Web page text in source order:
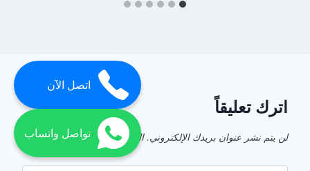
اترك تعليقاً
لن يتم نشر عنوان بريدك الإلكتروني. الحقول الإلزامية مشار إليها بـ*
اتصل الآن
تواصل واتساب